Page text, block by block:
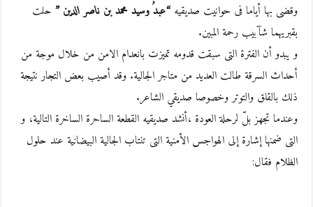
وقضى بها أياما فى حوانيت صديقيه“عبدُ وسيد محمد بن ناصر الدين ” حلت
بقبريهما شآبيب رحمة المبين.
و يبدو أن الفترة التى سبقت قدومه تميزت بانعدام الامن من خلال موجة من
أحداث السرقة طالت العديد من متاجر الجالية. وقد أصيب بعض التجار نتيجة
ذلك بالقلق والتوتر وخصوصا صديقي الشاعر.
وعندما تجهز بلّ لرحلة العودة ،أنشد صديقيه القطعة الساحرة الساخرة التالية، و
التى ضمنها إشارة إلى الهواجس الأمنية التى تنتاب الجالية البيضانية عند حلول
الظلام فقال: